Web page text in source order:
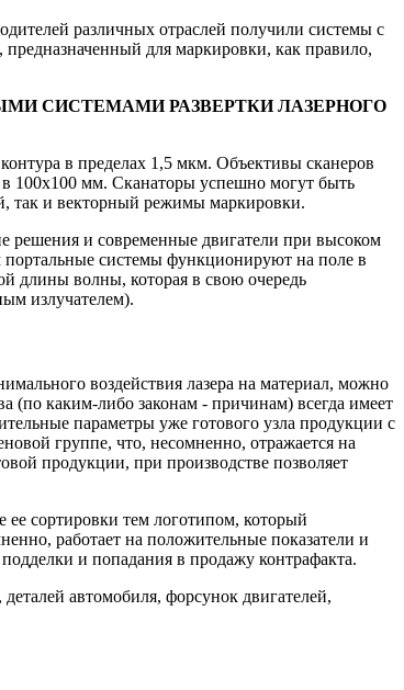
различных отраслей получили системы с
для маркировки, как правило,
СИСТЕМАМИ РАЗВЕРТКИ ЛАЗЕРНОГО
в пределах 1,5 мкм. Объективы сканеров
в 100х100 мм. Сканаторы успешно могут быть
так и векторный режимы маркировки.
решения и современные двигатели при высоком
портальные системы функционируют на поле в
длины волны, которая в свою очередь
излучателем).
воздействия лазера на материал, можно
(по каким-либо законам - причинам) всегда имеет
параметры уже готового узла продукции с
группе, что, несомненно, отражается на
продукции, при производстве позволяет
ее сортировки тем логотипом, который
работает на положительные показатели и
и попадания в продажу контрафакта.
автомобиля, форсунок двигателей,